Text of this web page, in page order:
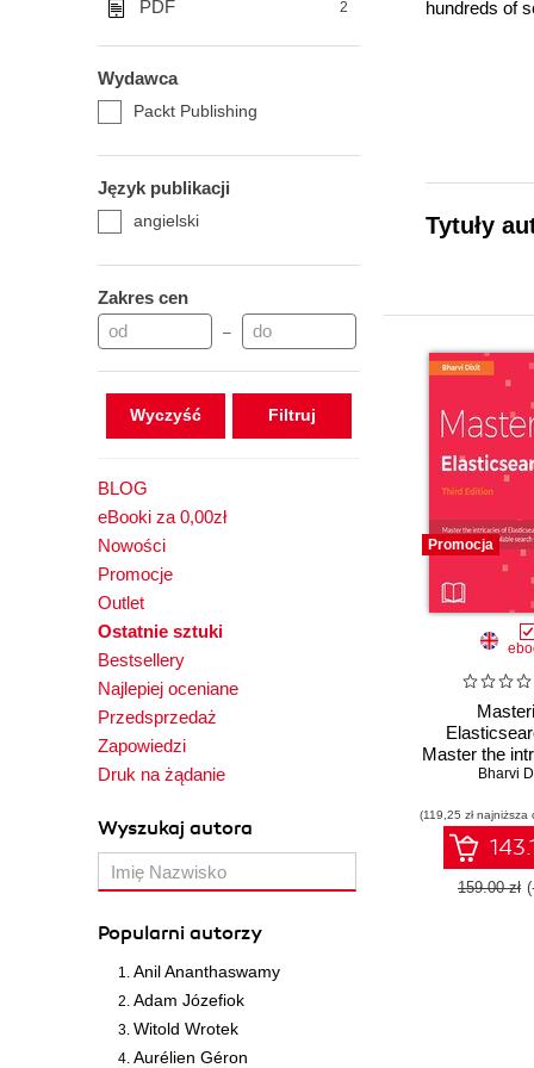
PDF 2
Wydawca
Packt Publishing
Język publikacji
angielski
Zakres cen
–
Wyczyść
BLOG
eBooki za 0,00zł
Nowości
Promocje
Outlet
Ostatnie sztuki
Bestsellery
Najlepiej oceniane
Przedsprzedaż
Zapowiedzi
Druk na żądanie
Wyszukaj autora
Popularni autorzy
Anil Ananthaswamy
Adam Józefiok
Witold Wrotek
Aurélien Géron
hundreds of
Bharvi also
to solve
different use
and risk
He has a
and
proprietary
was
You can
Tytuły
Promocja
Master the
and
solutions -
Bharvi
(119,25 zł
159.00 zł